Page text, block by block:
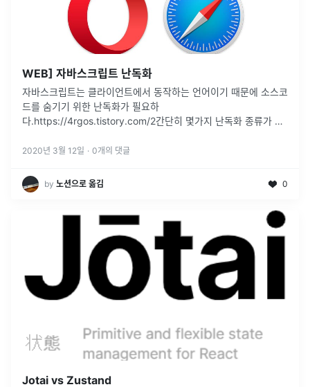
WEB] 자바스크립트 난독화
자바스크립트는 클라이언트에서 동작하는 언어이기 때문에 소스코
드를 숨기기 위한 난독화가 필요하
다.https://4rgos.tistory.com/2간단히 몇가지 난독화 종류가 정
document.write로 코드를
2020년 3월 12일 · 0개의 댓글
by 노션으로 옮김 0
Jotai vs Zustand